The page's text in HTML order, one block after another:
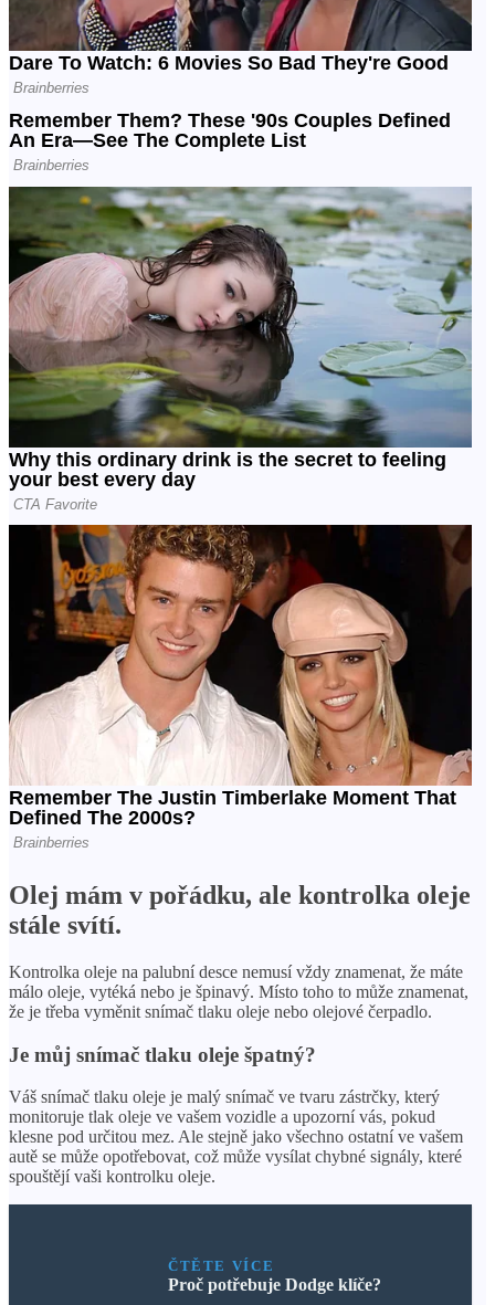
Olej mám v pořádku, ale kontrolka oleje
stále svítí.
Kontrolka oleje na palubní desce nemusí vždy znamenat, že máte
málo oleje, vytéká nebo je špinavý. Místo toho to může znamenat,
že je třeba vyměnit snímač tlaku oleje nebo olejové čerpadlo.
Je můj snímač tlaku oleje špatný?
Váš snímač tlaku oleje je malý snímač ve tvaru zástrčky, který
monitoruje tlak oleje ve vašem vozidle a upozorní vás, pokud
klesne pod určitou mez. Ale stejně jako všechno ostatní ve vašem
autě se může opotřebovat, což může vysílat chybné signály, které
spouštějí vaši kontrolku oleje.
ČTĚTE VÍCE
Proč potřebuje Dodge klíče?